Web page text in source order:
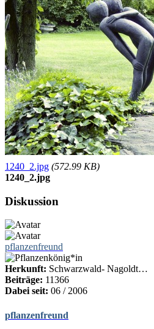
1240_2.jpg (572.99 KB)
1240_2.jpg
Diskussion
pflanzenfreund
Herkunft: Schwarzwald- Nagoldt…
Beiträge: 11366
Dabei seit: 06 / 2006
pflanzenfreund